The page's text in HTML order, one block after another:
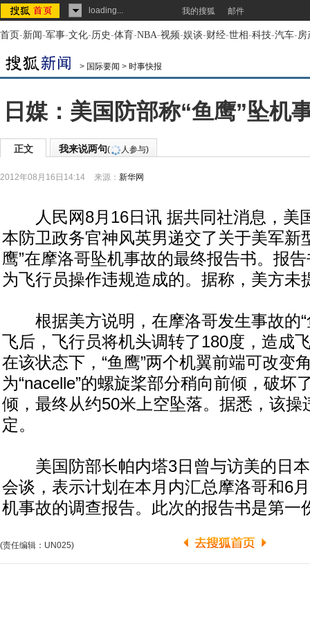
loading... 我的搜狐 邮件
首页-新闻-军事-文化-历史-体育-NBA-视频-娱谈-财经-世相-科技-汽车-房
> 国际要闻 > 时事快报
日媒：美国防部称“鱼鹰”坠机
正文 我来说两句( 人参与)
2012年08月16日14:14 来源： 新华网
人民网8月16日讯 据共同社消息，美
本防卫政务官神风英男递交了关于美军新
鹰”在摩洛哥坠机事故的最终报告书。报
为飞行员操作违规造成的。据称，美方未
根据美方说明，在摩洛哥发生事故的“
飞后，飞行员将机头调转了180度，造成
在该状态下，“鱼鹰”两个机翼前端可改变
为“nacelle”的螺旋桨部分稍向前倾，破坏
倾，最终从约50米上空坠落。据悉，该操
定。
美国防部长帕内塔3日曾与访美的日本
会谈，表示计划在本月内汇总摩洛哥和6
机事故的调查报告。此次的报告书是第一
(责任编辑：UN025)